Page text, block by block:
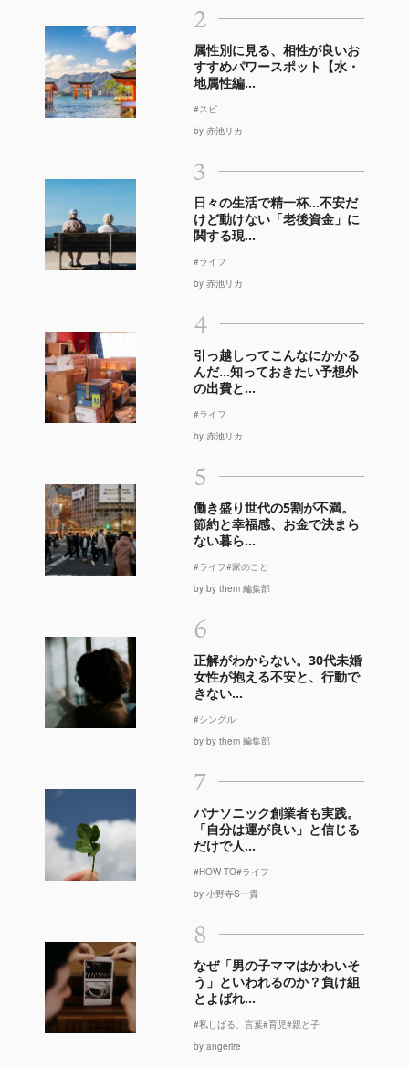
2
属性別に見る、相性が良いお
すすめパワースポット【水・
地属性編...
#スピ
by 赤池リカ
3
日々の生活で精一杯…不安だ
けど動けない「老後資金」に
関する現...
#ライフ
by 赤池リカ
4
引っ越しってこんなにかかる
んだ…知っておきたい予想外
の出費と...
#ライフ
by 赤池リカ
5
働き盛り世代の5割が不満。
節約と幸福感、お金で決まら
ない暮ら...
#ライフ#家のこと
by by them 編集部
6
正解がわからない。30代未婚
女性が抱える不安と、行動で
きない...
#シングル
by by them 編集部
7
パナソニック創業者も実践。
「自分は運が良い」と信じる
だけで人...
#HOW TO#ライフ
by 小野寺S一貴
8
なぜ「男の子ママはかわいそ
う」といわれるのか？負け組
とよばれ...
#私しばる、言葉#育児#親と子
by angerire